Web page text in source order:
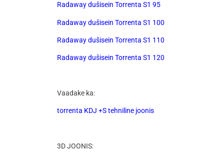
Radaway dušisein Torrenta S1 95
Radaway dušisein Torrenta S1 100
Radaway dušisein Torrenta S1 110
Radaway dušisein Torrenta S1 120
Vaadake ka:
torrenta KDJ +S tehniline joonis
3D JOONIS: